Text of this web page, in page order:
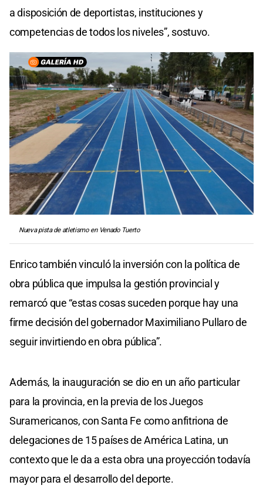
a disposición de deportistas, instituciones y
competencias de todos los niveles”, sostuvo.
Nueva pista de atletismo en Venado Tuerto
Enrico también vinculó la inversión con la política de
obra pública que impulsa la gestión provincial y
remarcó que “estas cosas suceden porque hay una
firme decisión del gobernador Maximiliano Pullaro de
seguir invirtiendo en obra pública”.
Además, la inauguración se dio en un año particular
para la provincia, en la previa de los Juegos
Suramericanos, con Santa Fe como anfitriona de
delegaciones de 15 países de América Latina, un
contexto que le da a esta obra una proyección todavía
mayor para el desarrollo del deporte.